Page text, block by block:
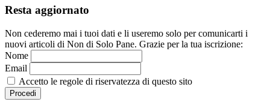
Resta aggiornato
Non cederemo mai i tuoi dati e li useremo solo per comunicarti i
nuovi articoli di Non di Solo Pane. Grazie per la tua iscrizione:
Nome
Email
Accetto le regole di riservatezza di questo sito